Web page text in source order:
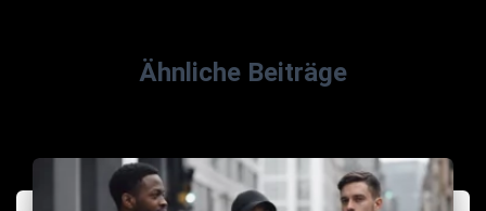
Ähnliche Beiträge